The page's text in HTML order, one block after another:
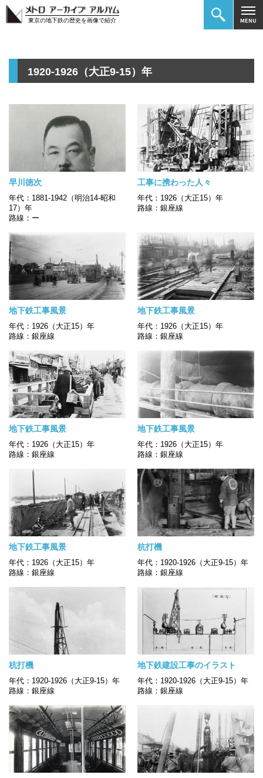
東京の地下鉄の歴史を画像で紹介
1920-1926（大正9-15）年
早川徳次
年代：1881-1942（明治14-昭和
17）年
路線：ー
工事に携わった人々
年代：1926（大正15）年
路線：銀座線
地下鉄工事風景
年代：1926（大正15）年
路線：銀座線
地下鉄工事風景
年代：1926（大正15）年
路線：銀座線
地下鉄工事風景
年代：1926（大正15）年
路線：銀座線
地下鉄工事風景
年代：1926（大正15）年
路線：銀座線
地下鉄工事風景
年代：1926（大正15）年
路線：銀座線
杭打機
年代：1920-1926（大正9-15）年
路線：銀座線
杭打機
年代：1920-1926（大正9-15）年
路線：銀座線
地下鉄建設工事のイラスト
年代：1920-1926（大正9-15）年
路線：銀座線